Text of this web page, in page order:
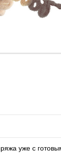
уже с